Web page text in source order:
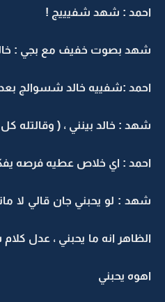
احمد : شهد شفيييج !
شهد بصوت خفيف مع بجي : خالد
احمد :شفييه خالد شسوالج
شهد : خالد بينني ، ( وقالتله
احمد : اي خلاص عطيه فرصه
شهد : لو يحبني جان قالي لا
الظاهر انه ما يحبني ، عدل
اهوه يحبني